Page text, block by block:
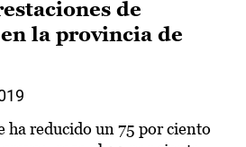
de
la provincia de
ha reducido un 75 por ciento